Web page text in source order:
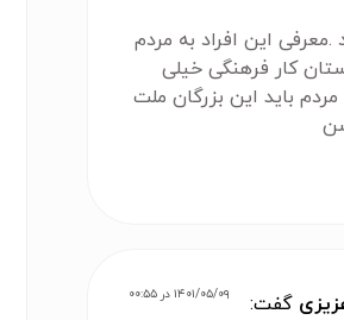
.معرفی این افراد به مردم
کار فرهنگی خیلی
مردم باید این بزرگان ملت
گفت: ۱۴۰۱/۰۵/۰۹ در ۰۰:۵۵